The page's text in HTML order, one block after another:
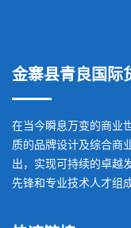
金寨县青良国际
在当今瞬息万变的商业
质的品牌设计及综合商
出，实现可持续的卓越
先锋和专业技术人才组